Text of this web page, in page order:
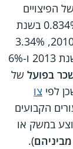
הפיצויים
שהופרש לביטוח הפנסיוני ע"י המעסיק (0.834% בשנת
2008, 1.68% בשנת 2009, 2.5% בשנת 2010, 3.34%
בשנת 2011, 4.18% בשנת 2012, 5% בשנת 2013 ו-6%
בפועל של
לפי צו
הקבועים
במשק או
).